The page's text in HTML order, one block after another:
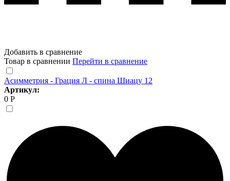
Добавить в сравнение
Товар в сравнении Перейти в сравнение
Асимметрия - Грация Л - спина Шиацу 12
Артикул:
0 Р